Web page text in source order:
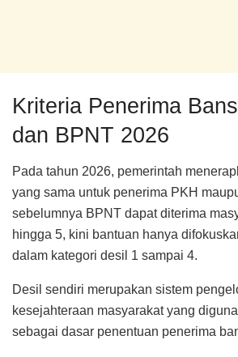
Kriteria Penerima
dan BPNT 2026
Pada tahun 2026, pemerintah
yang sama untuk penerima PKH
sebelumnya BPNT dapat diterima
hingga 5, kini bantuan hanya
dalam kategori desil 1 sampai 4.
Desil sendiri merupakan sistem
kesejahteraan masyarakat yang
sebagai dasar penentuan penerima